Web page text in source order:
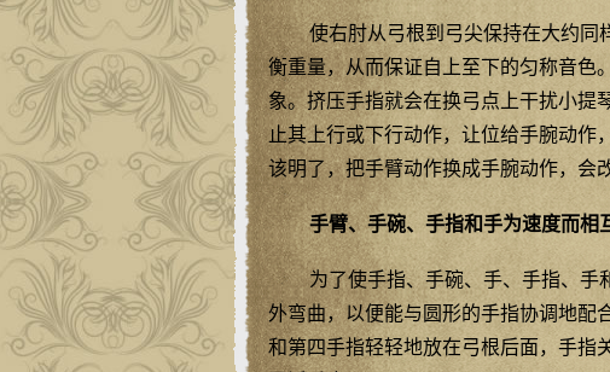
使右肘从弓根到弓尖保持在大约同
衡重量，从而保证自上至下的匀称音色
象。挤压手指就会在换弓点上干扰小提
止其上行或下行动作，让位给手腕动作
该明了，把手臂动作换成手腕动作，会
手臂、手碗、手指和手为速度而相
为了使手指、手碗、手、手指、手
外弯曲，以便能与圆形的手指协调地配
和第四手指轻轻地放在弓根后面，手指